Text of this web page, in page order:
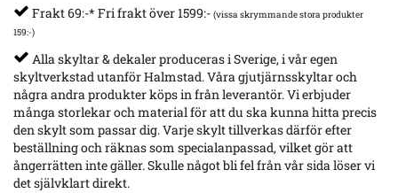
Frakt 69:-* Fri frakt över 1599:- (vissa skrymmande stora produkter
159:-)
Alla skyltar & dekaler produceras i Sverige, i vår egen
skyltverkstad utanför Halmstad. Våra gjutjärnsskyltar och
några andra produkter köps in från leverantör. Vi erbjuder
många storlekar och material för att du ska kunna hitta precis
den skylt som passar dig. Varje skylt tillverkas därför efter
beställning och räknas som specialanpassad, vilket gör att
ångerrätten inte gäller. Skulle något bli fel från vår sida löser vi
det självklart direkt.